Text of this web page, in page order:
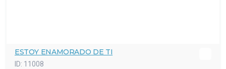
ESTOY ENAMORADO DE TI
ID: 11008